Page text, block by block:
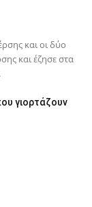
και οι δύο
και έζησε στα
γιορτάζουν